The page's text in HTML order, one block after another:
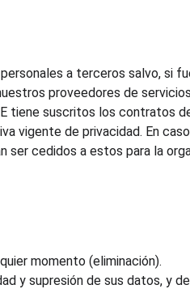
a terceros salvo, si
proveedores de
tiene suscritos los contratos
vigente de privacidad. En
ser cedidos a estos para la
momento (eliminación).
y supresión de sus datos, y